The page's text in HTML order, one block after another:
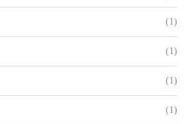
(1)
(1)
(1)
(1)